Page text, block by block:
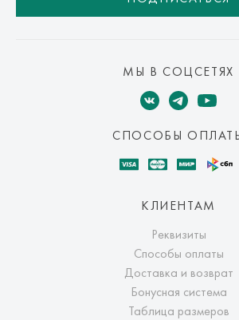
МЫ В СОЦСЕТЯХ
СПОСОБЫ
КЛИЕНТАМ
Реквизиты
Способы оплаты
Доставка и возврат
Бонусная система
Таблица размеров